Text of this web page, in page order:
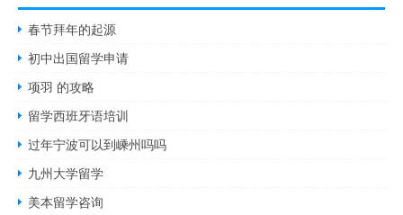
春节拜年的起源
初中出国留学申请
项羽 的攻略
留学西班牙语培训
过年宁波可以到嵊州吗吗
九州大学留学
美本留学咨询